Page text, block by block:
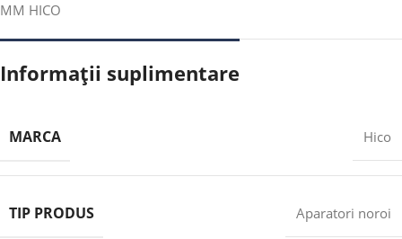
MM HICO
Informații suplimentare
MARCA Hico
TIP PRODUS Aparatori noroi